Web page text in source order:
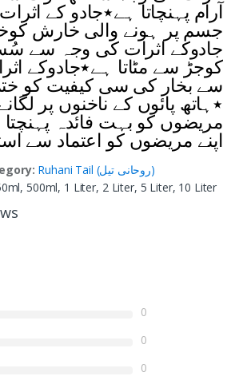
آرام پہنچاتا ہے٭جادو کے
جسم پر ہونے والی خارش
جادوکے اثرات کی وجہ سے
کوجڑ سے مٹاتا ہے٭جادوکے
سے بخار کی سی کیفیت کو
٭ہاتھ پائوں کے ناخنوں پر
مریضوں کو بہت فائدہ
اپنے مریضوں کو اعتماد سے
Ruhani Tail (روحانی تیل)
500ml, 1 Liter, 2 Liter, 5 Liter, 10 Liter
0
0
0